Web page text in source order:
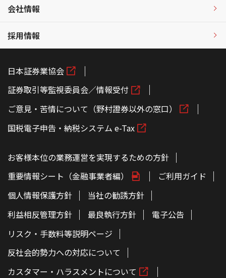
会社情報
採用情報
日本証券業協会
証券取引等監視委員会／情報受付
ご意見・苦情について（野村證券以外の窓口）
国税電子申告・納税システム e-Tax
お客様本位の業務運営を実現するための方針
重要情報シート（金融事業者編）
ご利用ガイド
個人情報保護方針
当社の勧誘方針
利益相反管理方針
最良執行方針
電子公告
リスク・手数料等説明ページ
反社会的勢力への対応について
カスタマー・ハラスメントについて